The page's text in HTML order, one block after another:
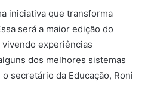
iniciativa que transforma
será a maior edição do
experiências
dos melhores sistemas
secretário da Educação, Roni